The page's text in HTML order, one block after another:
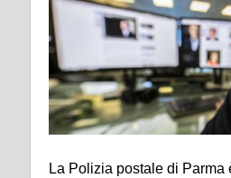
La Polizia postale di Parma